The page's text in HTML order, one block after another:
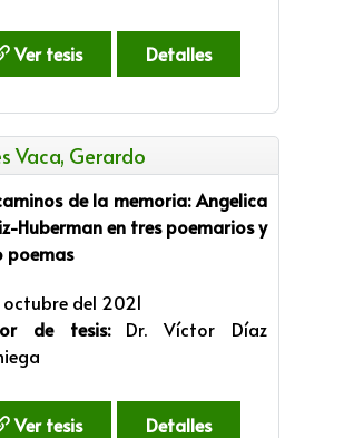
Ver tesis Detalles
Vaca, Gerardo
de la memoria: Angelica
Huberman en tres poemarios y
poemas
octubre del 2021
de tesis:Dr. Víctor Díaz
Ver tesis Detalles